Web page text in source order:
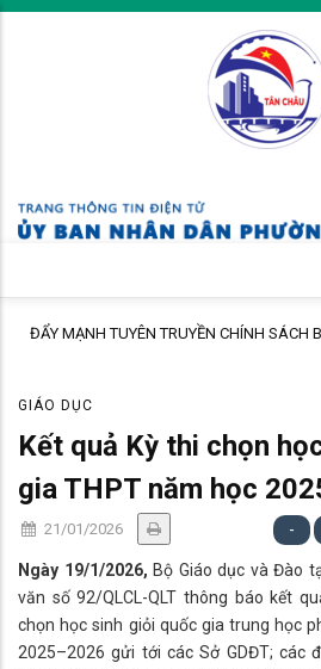
Skip
ĐẨY MẠNH TUYÊN TRUYỀN CHÍNH SÁCH
GIÁO DỤC
Kết quả Kỳ thi chọn
gia THPT năm học
21/01/2026 -
Ngày 19/1/2026, Bộ Giáo dục và Đào
văn số 92/QLCL-QLT thông báo kết
chọn học sinh giỏi quốc gia trung học
2025–2026 gửi tới các Sở GDĐT; các